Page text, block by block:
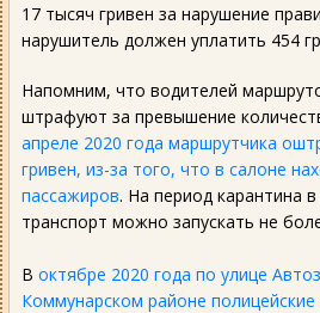
17 тысяч гривен за нарушение
нарушитель должен уплатить 454
Напомним, что водителей
штрафуют за превышение
апреле 2020 года маршрутчика
гривен, из-за того, что в салоне
пассажиров. На период карантина
транспорт можно запускать не
В октябре 2020 года по улице
Коммунарском районе полицейские